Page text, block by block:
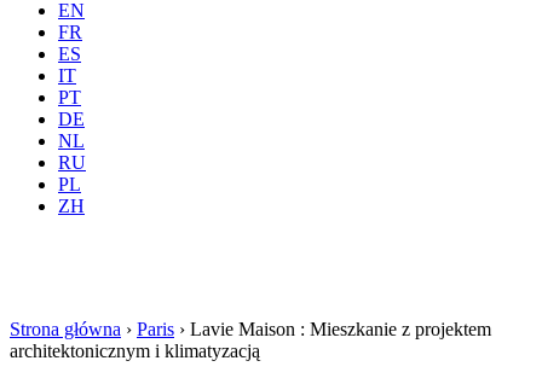
EN
FR
ES
IT
PT
DE
NL
RU
PL
ZH
Gdzie Wszystkie
Strona główna › Paris › Lavie Maison : Mieszkanie z projektem
architektonicznym i klimatyzacją